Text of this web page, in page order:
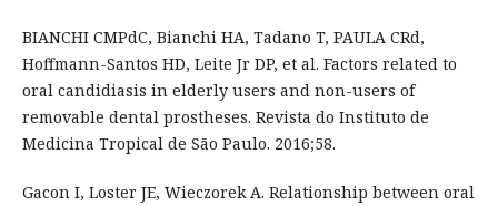
BIANCHI CMPdC, Bianchi HA, Tadano T, PAULA CRd,
Hoffmann-Santos HD, Leite Jr DP, et al. Factors related to
oral candidiasis in elderly users and non-users of
removable dental prostheses. Revista do Instituto de
Medicina Tropical de São Paulo. 2016;58.
Gacon I, Loster JE, Wieczorek A. Relationship between oral